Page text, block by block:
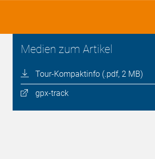
Medien zum Artikel
Tour-Kompaktinfo (.pdf, 2 MB)
gpx-track